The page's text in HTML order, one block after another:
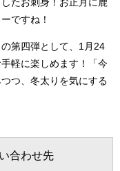
たお刺身！お正月に鹿
ですね！
第四弾として、1月24
軽に楽しめます！「今
つ、冬太りを気にする
合わせ先